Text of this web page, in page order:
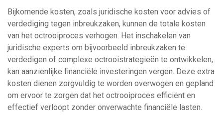
Bijkomende kosten, zoals juridische kosten voor advies of
verdediging tegen inbreukzaken, kunnen de totale kosten
van het octrooiproces verhogen. Het inschakelen van
juridische experts om bijvoorbeeld inbreukzaken te
verdedigen of complexe octrooistrategieën te ontwikkelen,
kan aanzienlijke financiële investeringen vergen. Deze extra
kosten dienen zorgvuldig te worden overwogen en gepland
om ervoor te zorgen dat het octrooiproces efficiënt en
effectief verloopt zonder onverwachte financiële lasten.